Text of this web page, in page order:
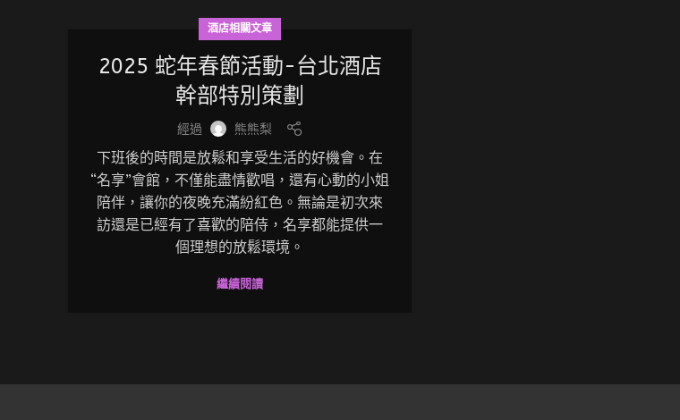
酒店相關文章
2025 蛇年春節活動-台北酒店
幹部特別策劃
經過 熊熊梨
下班後的時間是放鬆和享受生活的好機會。在
“名享”會館，不僅能盡情歡唱，還有心動的小姐
陪伴，讓你的夜晚充滿紛紅色。無論是初次來
訪還是已經有了喜歡的陪侍，名享都能提供一
個理想的放鬆環境。
繼續閱讀